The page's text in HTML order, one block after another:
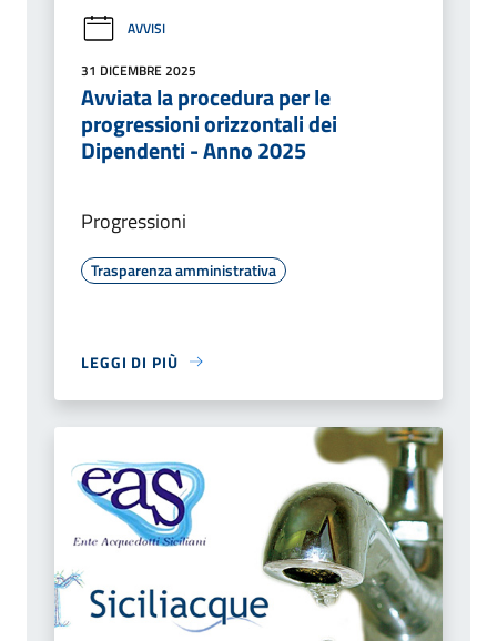
AVVISI
31 DICEMBRE 2025
Avviata la procedura per le
progressioni orizzontali dei
Dipendenti - Anno 2025
Progressioni
Trasparenza amministrativa
LEGGI DI PIÙ